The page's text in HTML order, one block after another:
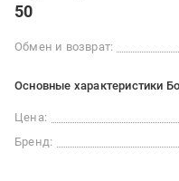
50
Обмен и возврат:
Основные характеристики
Цена:
Бренд: